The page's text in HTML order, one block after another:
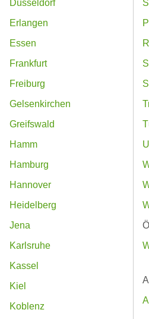
Düsseldorf
Erlangen
Essen
Frankfurt
Freiburg
Gelsenkirchen
Greifswald
Hamm
Hamburg
Hannover
Heidelberg
Jena
Karlsruhe
Kassel
Kiel
Koblenz